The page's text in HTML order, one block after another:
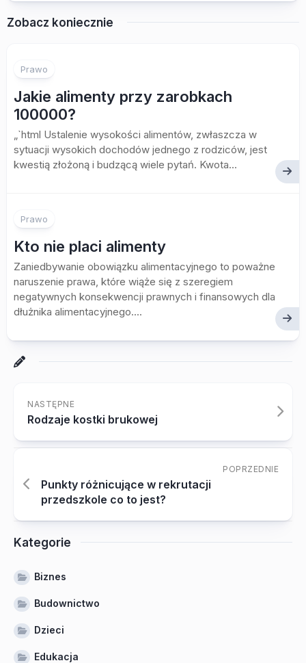
Zobacz koniecznie
Prawo
Jakie alimenty przy zarobkach
100000?
„`html Ustalenie wysokości alimentów, zwłaszcza w
sytuacji wysokich dochodów jednego z rodziców, jest
kwestią złożoną i budzącą wiele pytań. Kwota...
Prawo
Kto nie placi alimenty
Zaniedbywanie obowiązku alimentacyjnego to poważne
naruszenie prawa, które wiąże się z szeregiem
negatywnych konsekwencji prawnych i finansowych dla
dłużnika alimentacyjnego....
NASTĘPNE
Rodzaje kostki brukowej
POPRZEDNIE
Punkty różnicujące w rekrutacji
przedszkole co to jest?
Kategorie
Biznes
Budownictwo
Dzieci
Edukacja